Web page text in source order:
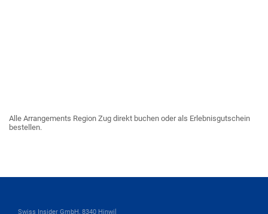
Alle Arrangements Region Zug direkt buchen oder als Erlebnisgutschein
bestellen.
Swiss Insider GmbH, 8340 Hinwil